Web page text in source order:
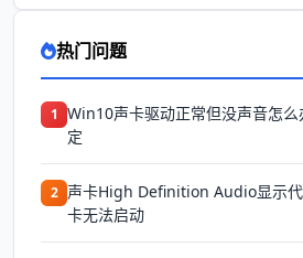
热门问题
1 Win10声卡驱动正常但没声音怎
定
2 声卡High Definition Audio显示
卡无法启动